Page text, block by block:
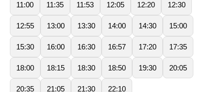
11:00 11:35 11:53 12:05 12:20 12:30
12:55 13:00 13:30 14:00 14:30 15:00
15:30 16:00 16:30 16:57 17:20 17:35
18:00 18:15 18:30 18:50 19:30 20:05
20:35 21:05 21:30 22:10